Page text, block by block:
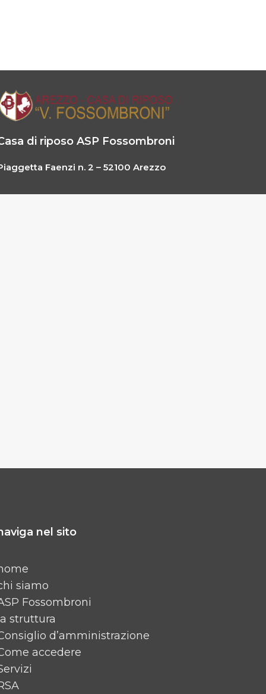
di riposo ASP Fossombroni
Faenzi n. 2 – 52100 Arezzo
nel sito
siamo
Fossombroni
struttura
d’amministrazione
accedere